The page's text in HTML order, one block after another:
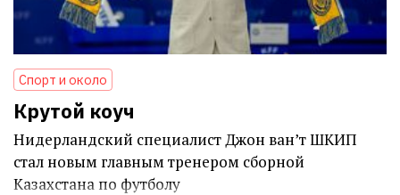
Спорт и около
Крутой коуч
Нидерландский специалист Джон ван’т ШКИП
стал новым главным тренером сборной
Казахстана по футболу